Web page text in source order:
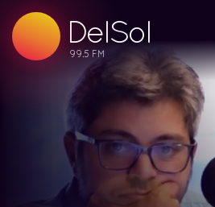
DelSol
99.5 FM
99.5 FM
99.5 FM